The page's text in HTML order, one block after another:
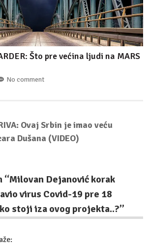
Što pre većina ljudi na MARS
No comment
Ovaj Srbin je imao veću
Dušana (VIDEO)
“Milovan Dejanović korak
virus Covid-19 pre 18
stoji iza ovog projekta..?”